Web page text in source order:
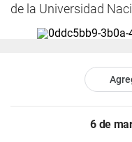
de la Universidad
6 de